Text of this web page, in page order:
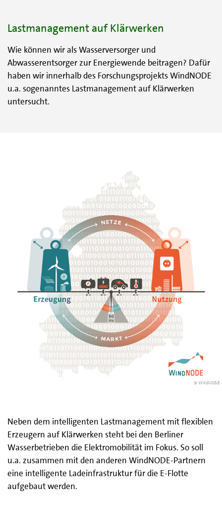
Lastmanagement auf Klärwerken
Wie können wir als Wasserversorger und
Abwasserentsorger zur Energiewende beitragen? Dafür
haben wir innerhalb des Forschungsprojekts WindNODE
u.a. sogenanntes Lastmanagement auf Klärwerken
untersucht.
© WindNODE
Neben dem intelligenten Lastmanagement mit flexiblen
Erzeugern auf Klärwerken steht bei den Berliner
Wasserbetrieben die Elektromobilität im Fokus. So soll
u.a. zusammen mit den anderen WindNODE-Partnern
eine intelligente Ladeinfrastruktur für die E-Flotte
aufgebaut werden.